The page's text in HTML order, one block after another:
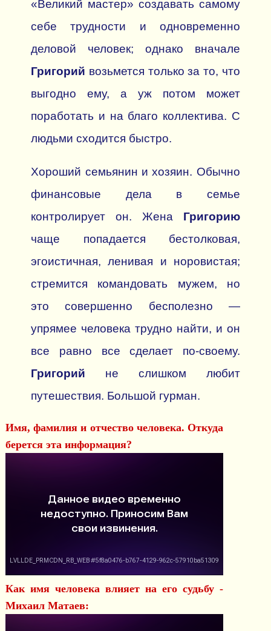
«Великий мастер» создавать самому
себе трудности и одновременно
деловой человек; однако вначале
Григорий возьмется только за то, что
выгодно ему, а уж потом может
поработать и на благо коллектива. С
людьми сходится быстро.
Хороший семьянин и хозяин. Обычно
финансовые дела в семье
контролирует он. Жена Григорию
чаще попадается бестолковая,
эгоистичная, ленивая и норовистая;
стремится командовать мужем, но
это совершенно бесполезно —
упрямее человека трудно найти, и он
все равно все сделает по-своему.
Григорий не слишком любит
путешествия. Большой гурман.
Имя, фамилия и отчество человека. Откуда
берется эта информация?
Как имя человека влияет на его судьбу -
Михаил Матаев: